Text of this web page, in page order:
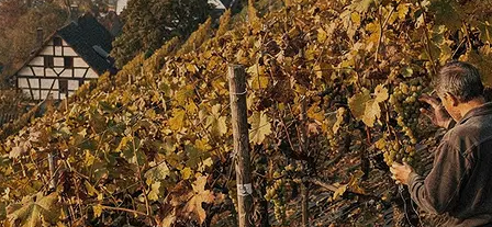
Sie, welchen Wein Sie suchen – ob nach Geschmack, Anlass,
Rebsorte, Region, Winzer oder anderen Kriterien.